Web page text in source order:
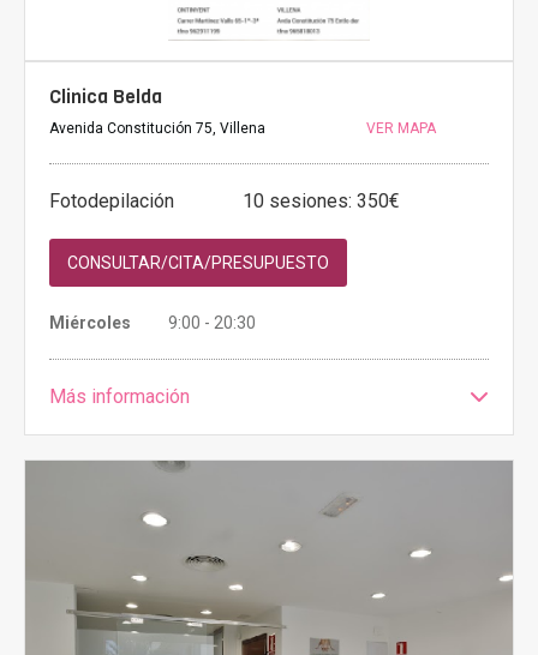
Clinica Belda
Avenida Constitución 75, Villena VER MAPA
Fotodepilación 10 sesiones: 350€
CONSULTAR/CITA/PRESUPUESTO
Miércoles 9:00 - 20:30
Más información